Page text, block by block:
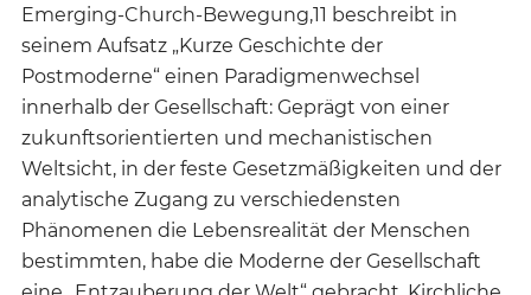
Emerging-Church-Bewegung,11 beschreibt in
seinem Aufsatz „Kurze Geschichte der
Postmoderne“ einen Paradigmenwechsel
innerhalb der Gesellschaft: Geprägt von einer
zukunftsorientierten und mechanistischen
Weltsicht, in der feste Gesetzmäßigkeiten und der
analytische Zugang zu verschiedensten
Phänomenen die Lebensrealität der Menschen
bestimmten, habe die Moderne der Gesellschaft